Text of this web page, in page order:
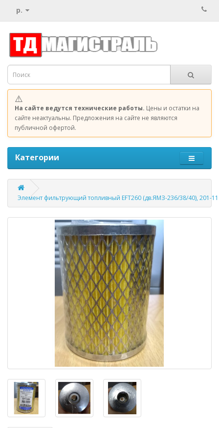
р.
⚠️
На сайте ведутся технические работы. Цены и остатки на
сайте неактуальны. Предложения на сайте не являются
публичной офертой.
Категории
Элемент фильтрующий топливный EFT260 (дв.ЯМЗ-236/38/40), 201-